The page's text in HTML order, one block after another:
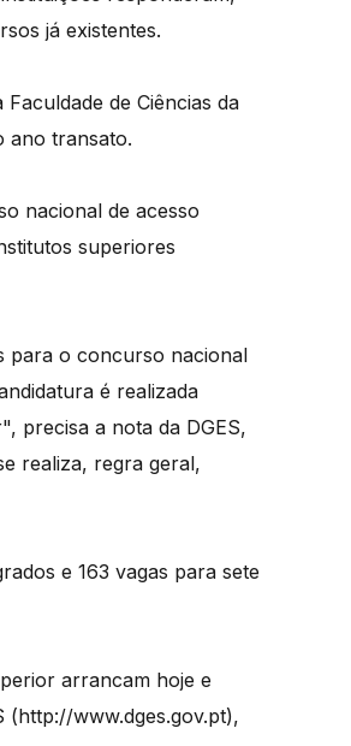
já existentes.
de Ciências da
ano transato.
nacional de acesso
superiores
para o concurso nacional
é realizada
precisa a nota da DGES,
realiza, regra geral,
e 163 vagas para sete
arrancam hoje e
(http://www.dges.gov.pt),